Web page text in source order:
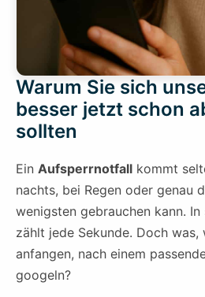
Warum Sie sich
besser jetzt schon
sollten
Ein Aufsperrnotfall kommt
nachts, bei Regen oder genau
wenigsten gebrauchen kann.
zählt jede Sekunde. Doch was,
anfangen, nach einem
googeln?